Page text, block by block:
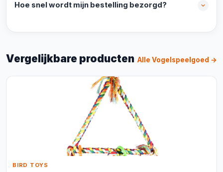
Hoe snel wordt mijn bestelling bezorgd?
Vergelijkbare producten Alle Vogelspeelgoed →
BIRD TOYS